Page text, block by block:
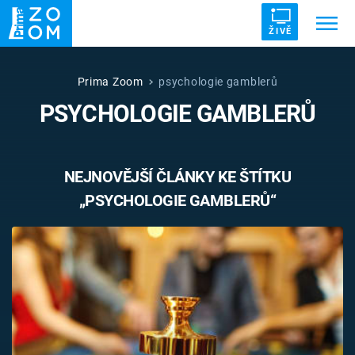
ŽIVĚ
ZRÁDCI DRUHÁ SVĚTOVÁ VÁLKA
ZÁHADY VETŘELCI DÁVNOVĚKU
Témata
Témata
Pořady
TV Program
Prima Zoom psychologie gamblerů
PSYCHOLOGIE GAMBLERŮ
NEJNOVĚJŠÍ ČLÁNKY KE ŠTÍTKU
„PSYCHOLOGIE GAMBLERŮ“